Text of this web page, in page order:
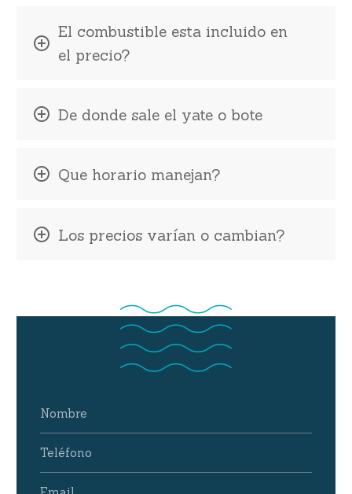
El combustible esta incluido en
el precio?
De donde sale el yate o bote
Que horario manejan?
Los precios varían o cambian?